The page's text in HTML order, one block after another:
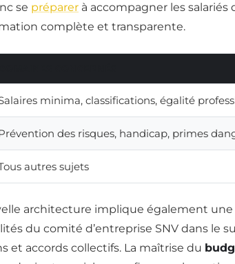
se préparer à accompagner les
complète et transparente.
minima, classifications, égalité
des risques, handicap, primes
autres sujets
architecture implique également
du comité d’entreprise SNV dans le
et accords collectifs. La maîtrise du